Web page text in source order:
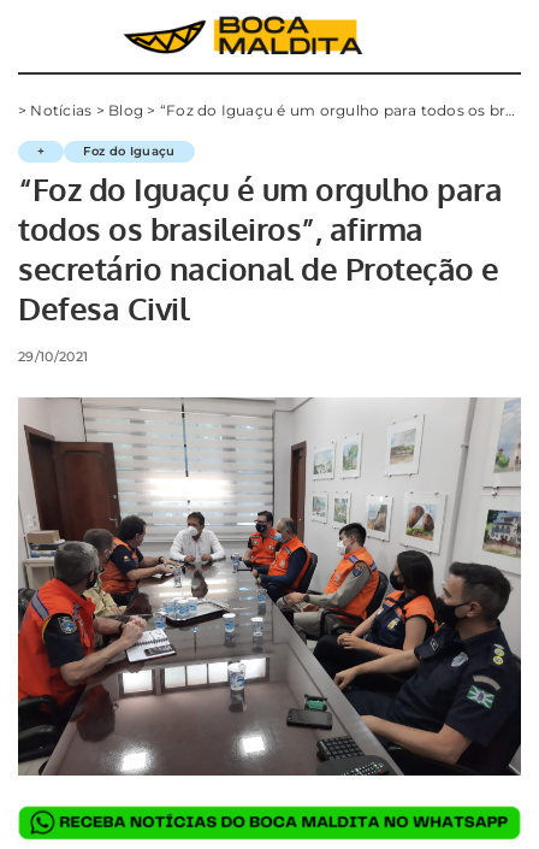
> Notícias > Blog > “Foz do Iguaçu é um orgulho para todos os brasileiros”, afirma secretário nacional de Proteção e Defesa Civil
+ Foz do Iguaçu
“Foz do Iguaçu é um orgulho para
todos os brasileiros”, afirma
secretário nacional de Proteção e
Defesa Civil
29/10/2021